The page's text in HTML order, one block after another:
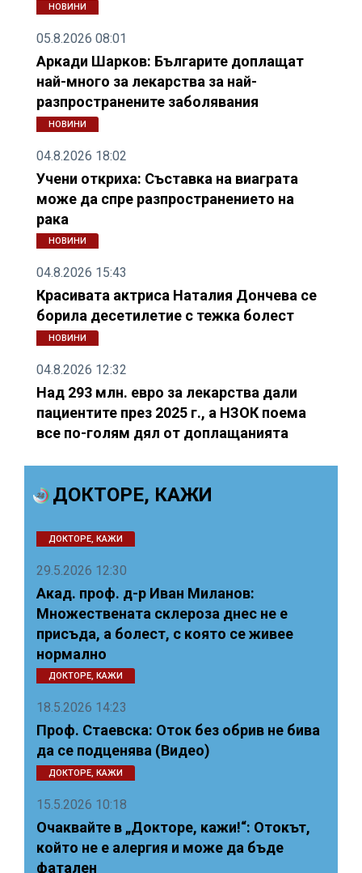
НОВИНИ
05.8.2026 08:01
Аркади Шарков: Българите доплащат
най-много за лекарства за най-
разпространените заболявания
НОВИНИ
04.8.2026 18:02
Учени откриха: Съставка на виаграта
може да спре разпространението на
рака
НОВИНИ
04.8.2026 15:43
Красивата актриса Наталия Дончева се
борила десетилетие с тежка болест
НОВИНИ
04.8.2026 12:32
Над 293 млн. евро за лекарства дали
пациентите през 2025 г., а НЗОК поема
все по-голям дял от доплащанията
ДОКТОРЕ, КАЖИ
ДОКТОРЕ, КАЖИ
29.5.2026 12:30
Акад. проф. д-р Иван Миланов:
Множествената склероза днес не е
присъда, а болест, с която се живее
нормално
ДОКТОРЕ, КАЖИ
18.5.2026 14:23
Проф. Стаевска: Оток без обрив не бива
да се подценява (Видео)
ДОКТОРЕ, КАЖИ
15.5.2026 10:18
Очаквайте в „Докторе, кажи!“: Отокът,
който не е алергия и може да бъде
фатален